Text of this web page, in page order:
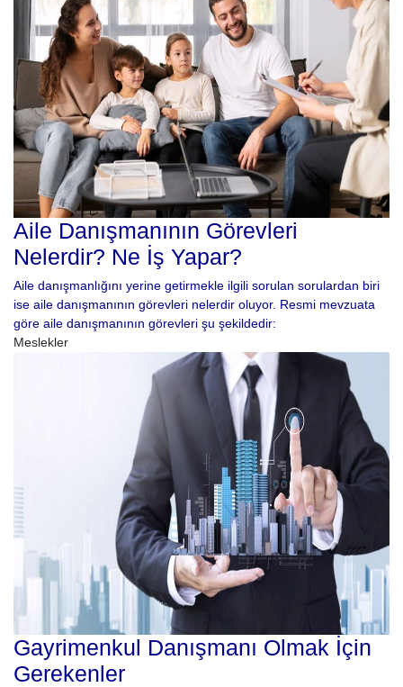
Aile Danışmanının Görevleri
Nelerdir? Ne İş Yapar?
Aile danışmanlığını yerine getirmekle ilgili sorulan sorulardan biri
ise aile danışmanının görevleri nelerdir oluyor. Resmi mevzuata
göre aile danışmanının görevleri şu şekildedir:
Meslekler
Gayrimenkul Danışmanı Olmak İçin
Gerekenler